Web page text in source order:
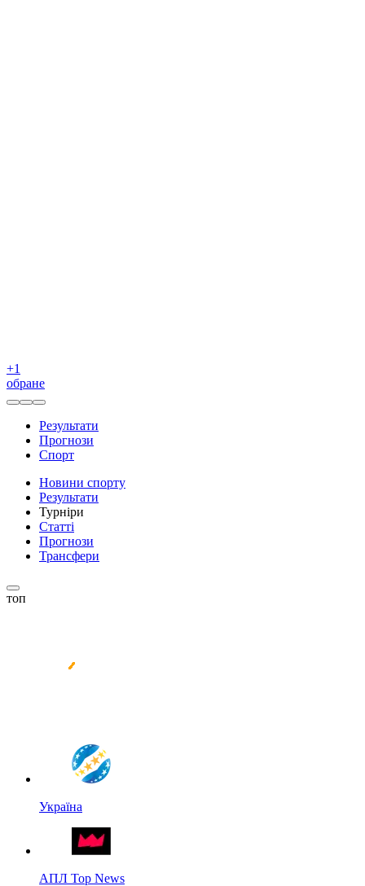
+1
обране
Результати
Прогнози
Спорт
Новини спорту
Результати
Турніри
Статті
Прогнози
Трансфери
топ
Україна
АПЛ Top News